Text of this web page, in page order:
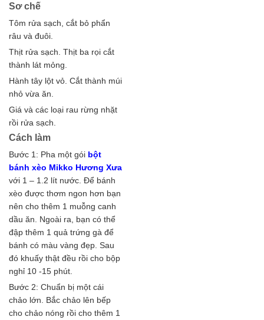
Sơ chế
Tôm rửa sạch, cắt bỏ phẩn
râu và đuôi.
Thịt rửa sạch. Thịt ba rọi cắt
thành lát mỏng.
Hành tây lột vỏ. Cắt thành múi
nhỏ vừa ăn.
Giá và các loại rau rừng nhặt
rồi rửa sạch.
Cách làm
Bước 1: Pha một gói bột
bánh xèo Mikko Hương Xưa
với 1 – 1.2 lít nước. Để bánh
xèo được thơm ngon hơn bạn
nên cho thêm 1 muỗng canh
dầu ăn. Ngoài ra, bạn có thể
đập thêm 1 quả trứng gà để
bánh có màu vàng đẹp. Sau
đó khuấy thật đều rồi cho bộp
nghỉ 10 -15 phút.
Bước 2: Chuẩn bị một cái
chảo lớn. Bắc chảo lên bếp
cho chảo nóng rồi cho thêm 1